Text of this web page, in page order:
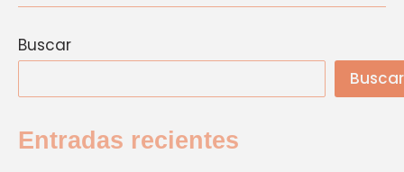
Buscar
Buscar
Entradas recientes